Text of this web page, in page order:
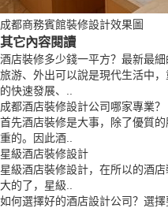
成都商務賓館裝修設計效果圖
其它內容閱讀
酒店裝修多少錢一平方？最新最
旅游、外出可以說是現代生活中
的快速發展、..
成都酒店裝修設計公司哪家專業？
首先酒店裝修是大事，除了優質
重的。因此酒..
星級酒店裝修設計
星級酒店裝修設計，在所以的酒
大的了，星級..
如何選擇好的酒店設計公司？選擇